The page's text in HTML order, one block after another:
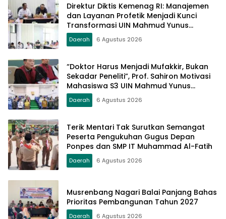
Direktur Diktis Kemenag RI: Manajemen
dan Layanan Profetik Menjadi Kunci
Transformasi UIN Mahmud Yunus
Batusangkar Menjadi Kampus
Bereputasi Global
Daerah 6 Agustus 2026
“Doktor Harus Menjadi Mufakkir, Bukan
Sekadar Peneliti”, Prof. Sahiron Motivasi
Mahasiswa S3 UIN Mahmud Yunus
Batusangkar
Daerah 6 Agustus 2026
Terik Mentari Tak Surutkan Semangat
Peserta Pengukuhan Gugus Depan
Ponpes dan SMP IT Muhammad Al-Fatih
Daerah 6 Agustus 2026
Musrenbang Nagari Balai Panjang Bahas
Prioritas Pembangunan Tahun 2027
Daerah 6 Agustus 2026